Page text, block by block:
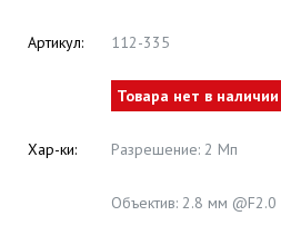
Артикул: 112-335
Товара нет в наличии
Хар-ки: Разрешение: 2 Мп
Объектив: 2.8 мм @F2.0